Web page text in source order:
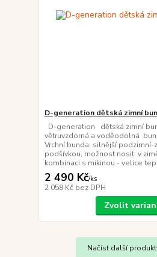
D-generation dětská zimní
D-generation dětská zimní
větruvzdorná a voděodolná
Vrchní bunda: silnější podzimní-
podšívkou, možnost nosit v
kombinaci s mikinou - velice
2 490 Kč/ks
2 058 Kč bez DPH
Zvolit
Načíst další